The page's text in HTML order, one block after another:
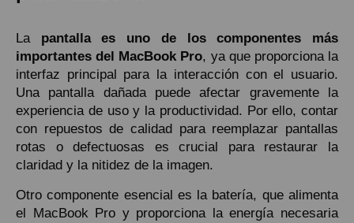
La pantalla es uno de los componentes más
importantes del MacBook Pro, ya que proporciona la
interfaz principal para la interacción con el usuario.
Una pantalla dañada puede afectar gravemente la
experiencia de uso y la productividad. Por ello, contar
con repuestos de calidad para reemplazar pantallas
rotas o defectuosas es crucial para restaurar la
claridad y la nitidez de la imagen.
Otro componente esencial es la batería, que alimenta
el MacBook Pro y proporciona la energía necesaria